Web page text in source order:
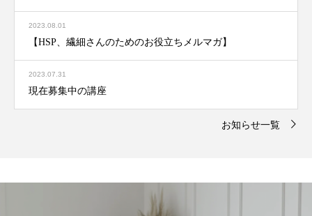
2023.08.01
【HSP、繊細さんのためのお役立ちメルマガ】
2023.07.31
現在募集中の講座
お知らせ一覧